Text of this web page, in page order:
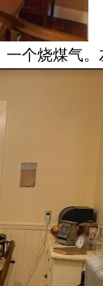
个烧煤气